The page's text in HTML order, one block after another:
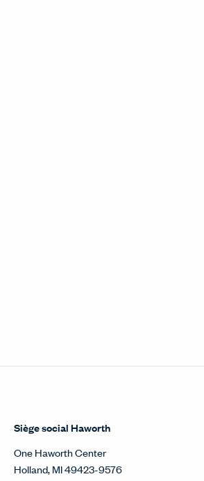
Siège social Haworth
One Haworth Center
Holland, MI 49423-9576